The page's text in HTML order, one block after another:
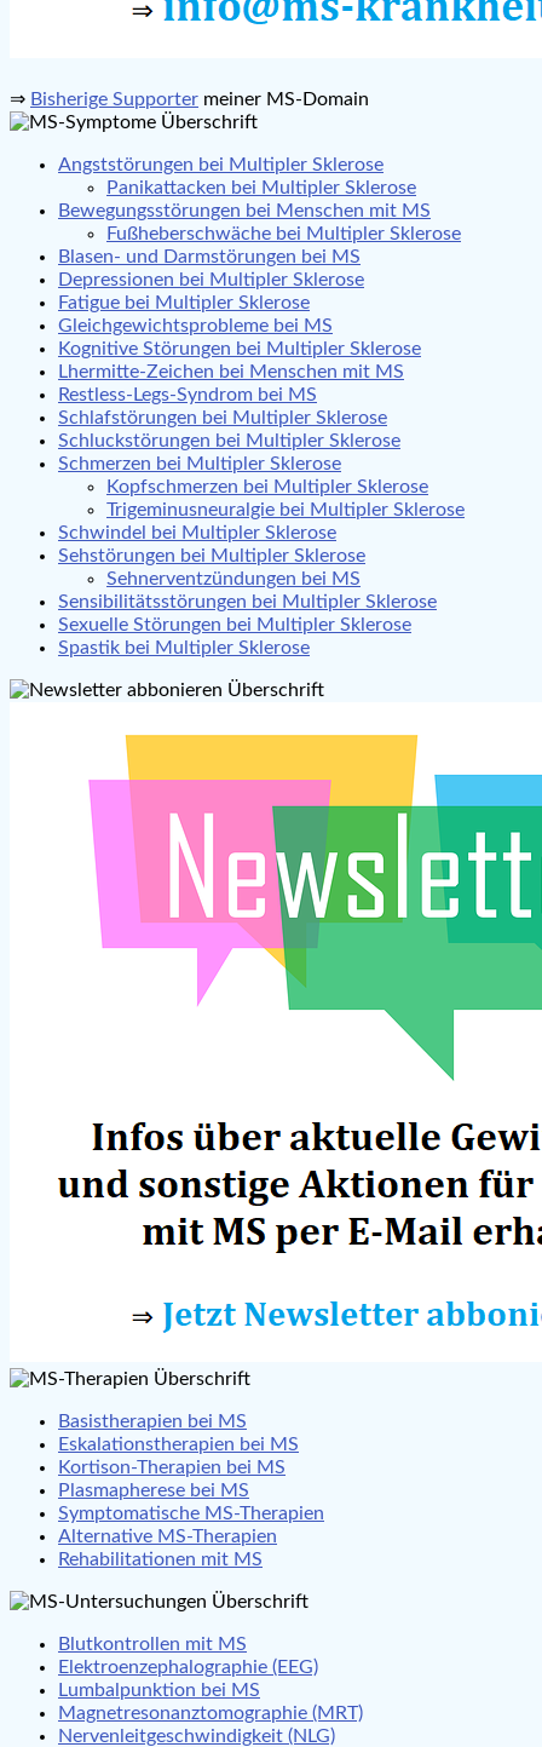
⇒ Bisherige Supporter meiner MS-Domain
Angststörungen bei Multipler Sklerose
Panikattacken bei Multipler Sklerose
Bewegungsstörungen bei Menschen mit MS
Fußheberschwäche bei Multipler Sklerose
Blasen- und Darmstörungen bei MS
Depressionen bei Multipler Sklerose
Fatigue bei Multipler Sklerose
Gleichgewichtsprobleme bei MS
Kognitive Störungen bei Multipler Sklerose
Lhermitte-Zeichen bei Menschen mit MS
Restless-Legs-Syndrom bei MS
Schlafstörungen bei Multipler Sklerose
Schluckstörungen bei Multipler Sklerose
Schmerzen bei Multipler Sklerose
Kopfschmerzen bei Multipler Sklerose
Trigeminusneuralgie bei Multipler Sklerose
Schwindel bei Multipler Sklerose
Sehstörungen bei Multipler Sklerose
Sehnerventzündungen bei MS
Sensibilitätsstörungen bei Multipler Sklerose
Sexuelle Störungen bei Multipler Sklerose
Spastik bei Multipler Sklerose
Basistherapien bei MS
Eskalationstherapien bei MS
Kortison-Therapien bei MS
Plasmapherese bei MS
Symptomatische MS-Therapien
Alternative MS-Therapien
Rehabilitationen mit MS
Blutkontrollen mit MS
Elektroenzephalographie (EEG)
Lumbalpunktion bei MS
Magnetresonanztomographie (MRT)
Nervenleitgeschwindigkeit (NLG)